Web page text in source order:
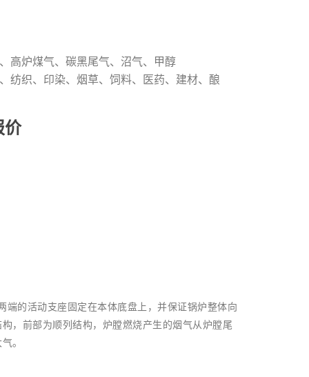
高炉煤气、碳黑尾气、沼气、甲醇
纺织、印染、烟草、饲料、医药、建材、酿
价
的活动支座固定在本体底盘上，并保证锅炉整体向
，前部为顺列结构，炉膛燃烧产生的烟气从炉膛尾
。